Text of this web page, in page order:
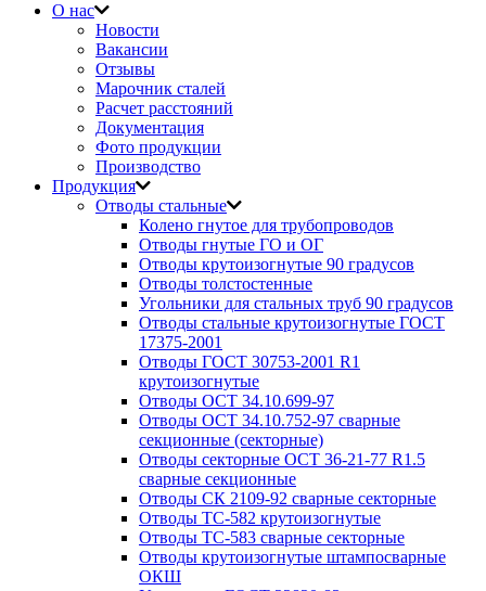
О нас
Новости
Вакансии
Отзывы
Марочник сталей
Расчет расстояний
Документация
Фото продукции
Производство
Продукция
Отводы стальные
Колено гнутое для трубопроводов
Отводы гнутые ГО и ОГ
Отводы крутоизогнутые 90 градусов
Отводы толстостенные
Угольники для стальных труб 90 градусов
Отводы стальные крутоизогнутые ГОСТ
17375-2001
Отводы ГОСТ 30753-2001 R1
крутоизогнутые
Отводы ОСТ 34.10.699-97
Отводы ОСТ 34.10.752-97 сварные
секционные (секторные)
Отводы секторные ОСТ 36-21-77 R1.5
сварные секционные
Отводы СК 2109-92 сварные секторные
Отводы ТС-582 крутоизогнутые
Отводы ТС-583 сварные секторные
Отводы крутоизогнутые штампосварные
ОКШ